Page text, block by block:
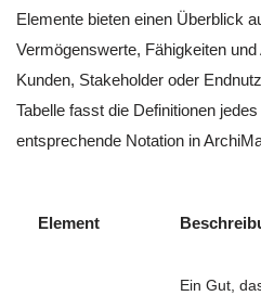
Elemente bieten einen Überblick
Vermögenswerte, Fähigkeiten
Kunden, Stakeholder oder
Tabelle fasst die Definitionen
entsprechende Notation in
Element
Ein Gut,